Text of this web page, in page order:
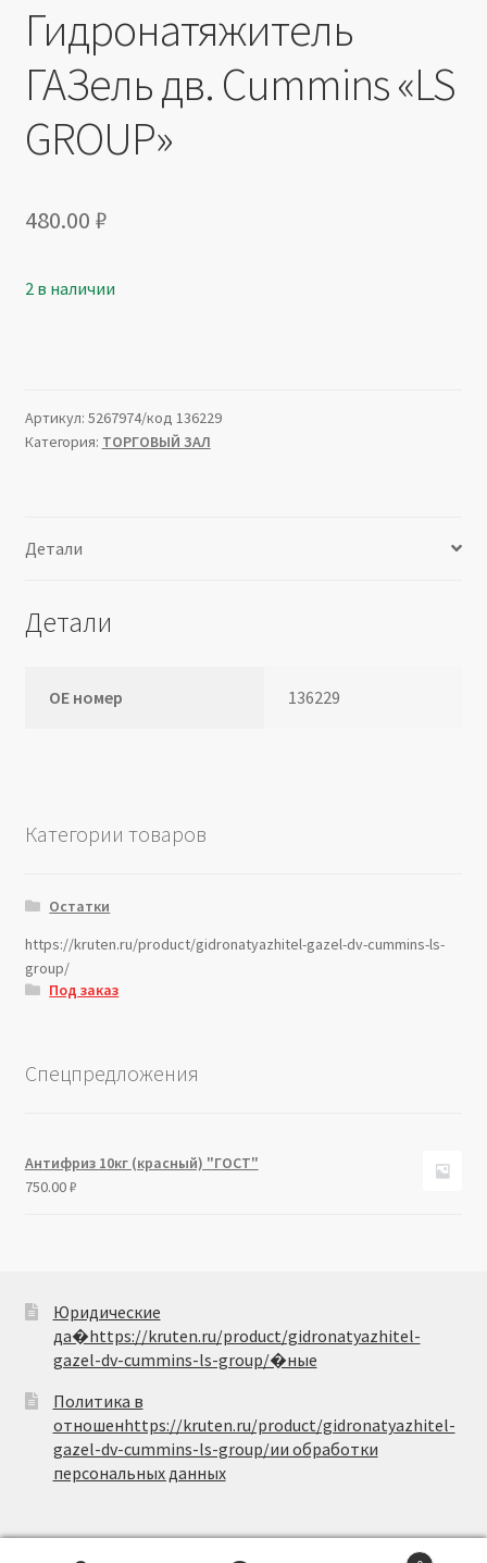
Гидронатяжитель
ГАЗель дв. Cummins «LS
GROUP»
480.00 ₽
2 в наличии
Артикул: 5267974/код 136229
Категория: ТОРГОВЫЙ ЗАЛ
Детали
Детали
ОЕ номер 136229
Категории товаров
Остатки
https://kruten.ru/product/gidronatyazhitel-gazel-dv-cummins-ls-
group/
Под заказ
Спецпредложения
Антифриз 10кг (красный) "ГОСТ"
750.00₽
Юридические
да�https://kruten.ru/product/gidronatyazhitel-
gazel-dv-cummins-ls-group/�ные
Политика в
отношенhttps://kruten.ru/product/gidronatyazhitel-
gazel-dv-cummins-ls-group/ии обработки
персональных данных